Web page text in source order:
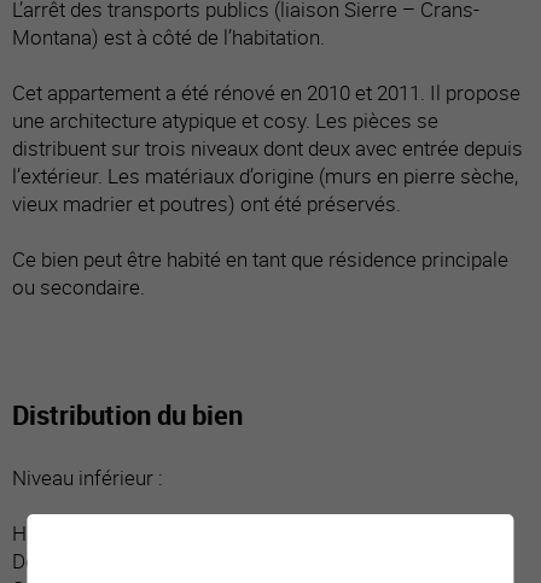
L’arrêt des transports publics (liaison Sierre – Crans-
Montana) est à côté de l’habitation.
Cet appartement a été rénové en 2010 et 2011. Il propose
une architecture atypique et cosy. Les pièces se
distribuent sur trois niveaux dont deux avec entrée depuis
l’extérieur. Les matériaux d’origine (murs en pierre sèche,
vieux madrier et poutres) ont été préservés.
Ce bien peut être habité en tant que résidence principale
ou secondaire.
Distribution du bien
Niveau inférieur :
Hall d’entrée / dégagement / vestiaire
Deux chambres dont une donnant sur balcon